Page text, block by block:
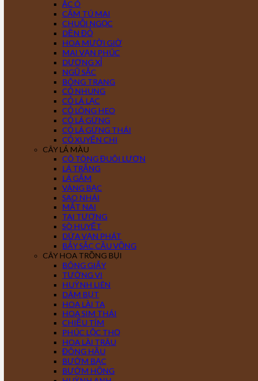
ẮC Ó
CẨM TÚ MAI
CHUỖI NGỌC
DỀN ĐỎ
HOA MƯỜI GIỜ
MAI VẠN PHÚC
DƯƠNG XỈ
NGŨ SẮC
BÔNG TRANG
CỎ NHUNG
CỎ LÁ LẠC
CỎ LÔNG HEO
CỎ LÁ GỪNG
CỎ LÁ GỪNG THÁI
CỎ XUYẾN CHI
CÂY LÁ MÀU
CÔ TÒNG ĐUÔI LƯƠN
LÁ TRẮNG
LÁ GẤM
VÀNG BẠC
SAO NHÁI
MẮT NAI
TAI TƯỢNG
SÒ HUYẾT
DỨA VẠN PHÁT
BẢY SẮC CẦU VỒNG
CÂY HOA TRỒNG BỤI
BÔNG GIẤY
TƯỜNG VI
HUỲNH LIÊN
DÂM BỤT
HOA LÀI TA
HOA SIM THÁI
CHIỀU TÍM
PHÚC LỘC THỌ
HOA LÀI TRÂU
ĐÔNG HẦU
BƯỚM BẠC
BƯỚM HỒNG